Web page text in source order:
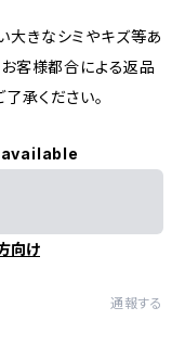
大きなシミやキズ等あ
客様都合による返品
承ください。
向け
通報する